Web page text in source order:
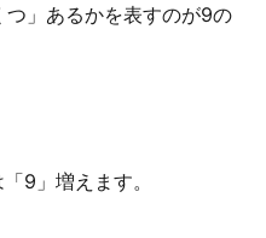
つ」あるかを表すのが9の
9」増えます。